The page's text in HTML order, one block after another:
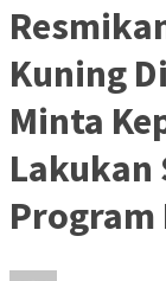
Kuning
Minta
Lakukan
Program